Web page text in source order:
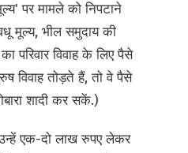
पर मामले को निपटाने
मूल्य, भील समुदाय की
परिवार विवाह के लिए पैसे
विवाह तोड़ते हैं, तो वे पैसे
शादी कर सकें.)
एक-दो लाख रुपए लेकर